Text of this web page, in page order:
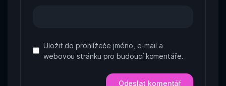
Uložit do prohlížeče jméno, e-mail a
webovou stránku pro budoucí komentáře.